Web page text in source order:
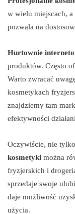
w wielu miejscach,
pozwala na
Hurtownie
produktów. Często
Warto zwracać
kosmetykach
znajdziemy tam
efektywności
Oczywiście, nie
kosmetyki można
fryzjerskich i
sprzedaje swoje
daje możliwość
użycia.